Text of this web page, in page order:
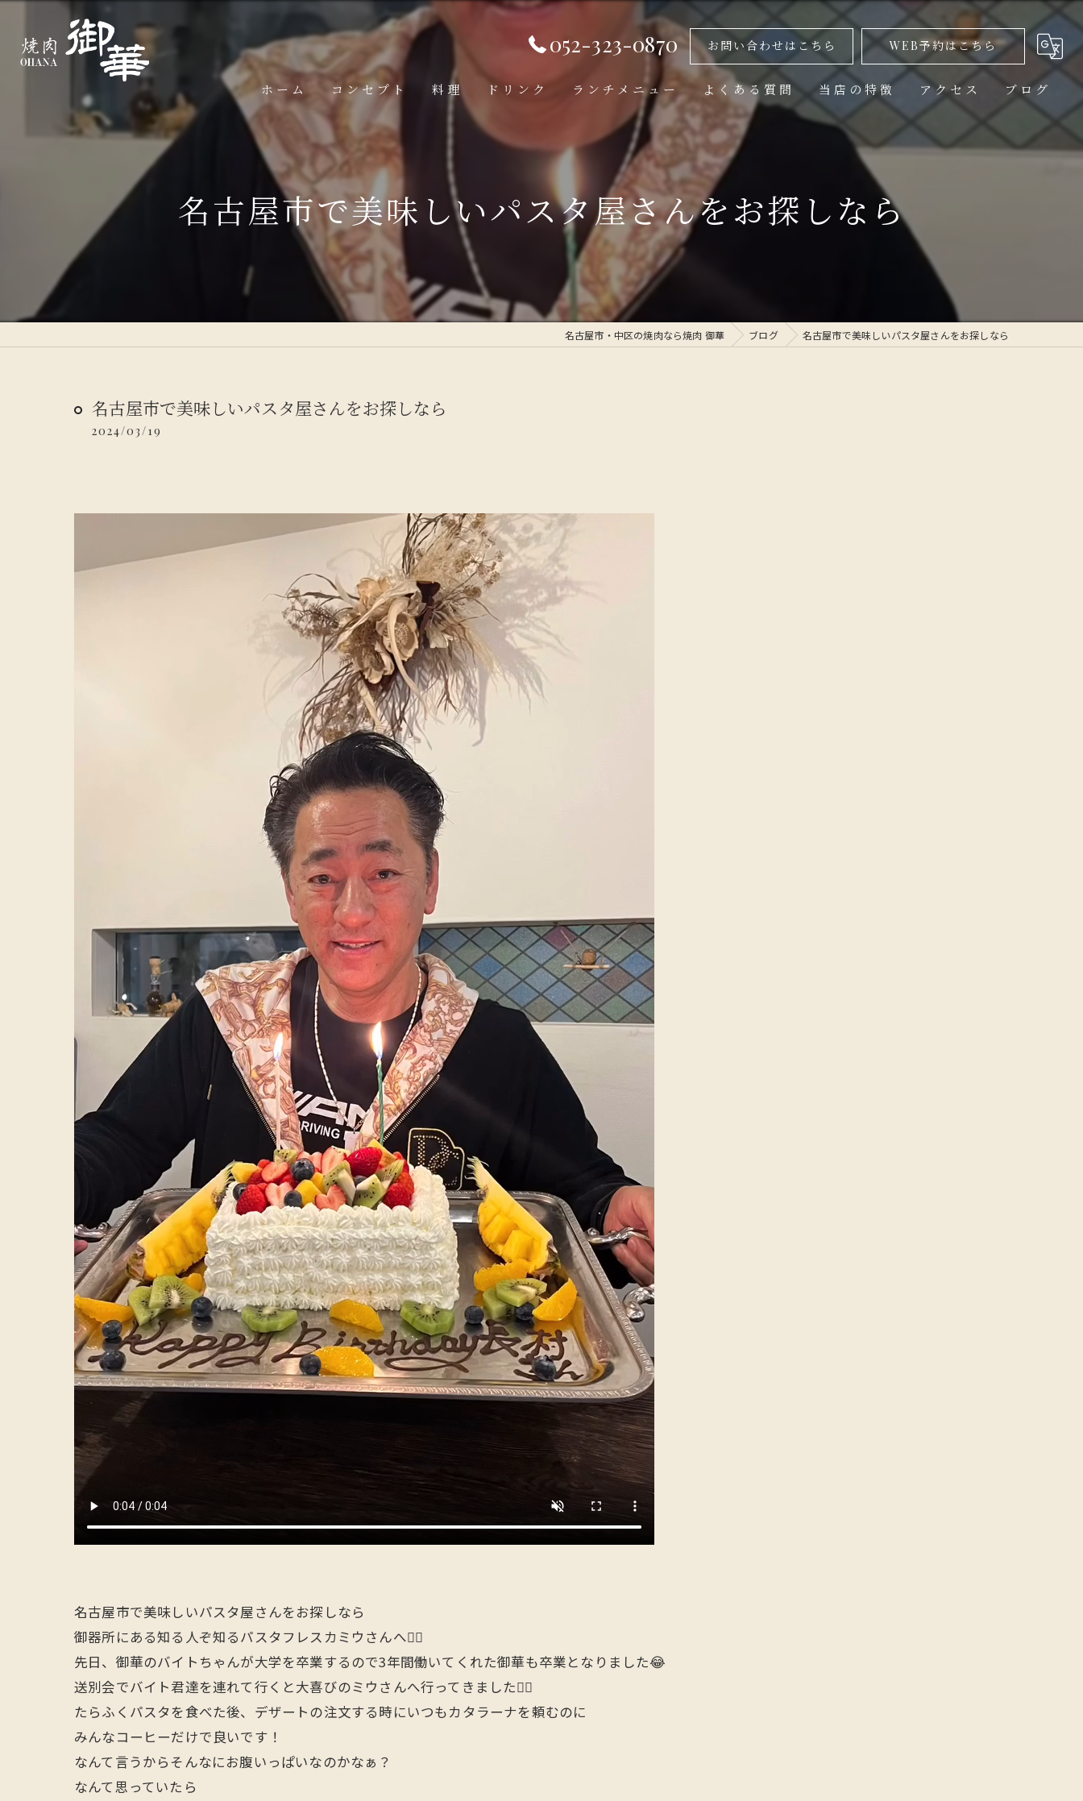
052-323-0870 お問い合わせはこちら WEB予約はこちら
ホーム コンセプト 料理 ドリンク ランチメニュー よくある質問 当店の特徴
美味しい
高級
アクセス ブログ
名古屋市で美味しいパスタ屋さんをお探しなら
名古屋市・中区の焼肉なら焼肉 御華 ブログ 名古屋市で美味しいパスタ屋さんをお探しなら
名古屋市で美味しいパスタ屋さんをお探しなら
2024/03/19
名古屋市で美味しいパスタ屋さんをお探しなら
御器所にある知る人ぞ知るパスタフレスカミウさんへ🙋‍♂️
先日、御華のバイトちゃんが大学を卒業するので3年間働いてくれた御華も卒業となりました😂
送別会でバイト君達を連れて行くと大喜びのミウさんへ行ってきました🙋‍♂️
たらふくパスタを食べた後、デザートの注文する時にいつもカタラーナを頼むのに
みんなコーヒーだけで良いです！
なんて言うからそんなにお腹いっぱいなのかなぁ？
なんて思っていたら